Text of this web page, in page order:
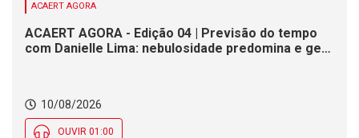
ACAERT AGORA
ACAERT AGORA - Edição 04 | Previsão do tempo
com Danielle Lima: nebulosidade predomina e gera
10/08/2026
OUVIR 01:00